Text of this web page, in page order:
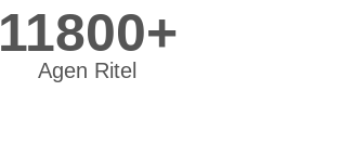
11800+
Agen Ritel